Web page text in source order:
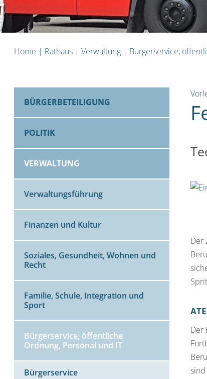
Home | Rathaus | Verwaltung | Bürgerservice,
BÜRGERBETEILIGUNG
POLITIK
VERWALTUNG
Verwaltungsführung
Finanzen und Kultur
Soziales, Gesundheit, Wohnen und
Recht
Familie, Schule, Integration und
Sport
Bürgerservice, öffentliche
Ordnung, Personal und IT
Bürgerservice
Der
Der